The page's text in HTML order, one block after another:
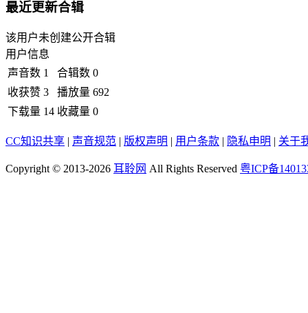
最近更新合辑
该用户未创建公开合辑
用户信息
声音数 1 合辑数 0
收获赞 3 播放量 692
下载量 14 收藏量 0
CC知识共享 | 声音规范 | 版权声明 | 用户条款 | 隐私申明 | 关于
Copyright © 2013-2026 耳聆网 All Rights Reserved 粤ICP备